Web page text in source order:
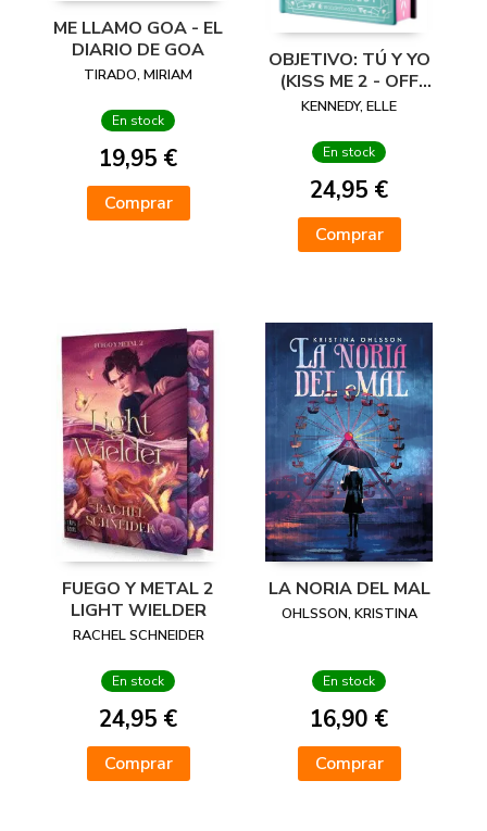
ME LLAMO GOA - EL
DIARIO DE GOA
TIRADO, MIRIAM
En stock
19,95 €
Comprar
OBJETIVO: TÚ Y YO
(KISS ME 2 - OFF
CAMPUS 2) -
EN TAPA DURA
CON
KENNEDY, ELLE
En stock
24,95 €
Comprar
FUEGO Y METAL 2
LIGHT WIELDER
RACHEL SCHNEIDER
En stock
24,95 €
Comprar
LA NORIA DEL MAL
OHLSSON, KRISTINA
En stock
16,90 €
Comprar